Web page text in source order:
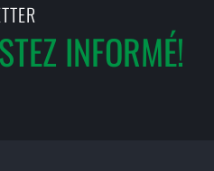
INFORMÉ!